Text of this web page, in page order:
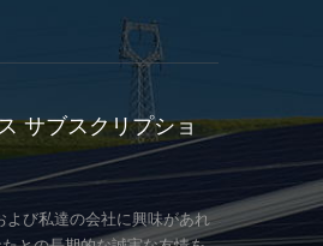
サブスクリプショ
よび私達の会社に興味があれ